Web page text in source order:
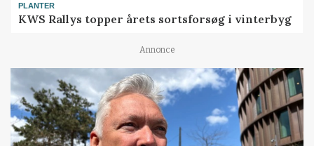
PLANTER
KWS Rallys topper årets sortsforsøg i vinterbyg
Annonce